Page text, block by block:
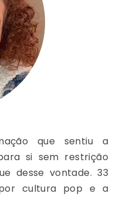
que sentiu a
si sem restrição
desse vontade. 33
por cultura pop e a